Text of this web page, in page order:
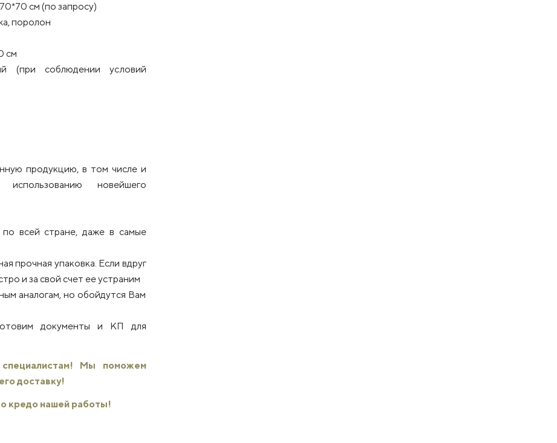
см (по запросу)
поролон
см
(при соблюдении условий
продукцию, в том числе и
использованию новейшего
всей стране, даже в самые
прочная упаковка. Если вдруг
и за свой счет ее устраним
аналогам, но обойдутся Вам
документы и КП для
Мы поможем
доставку!
кредо нашей работы!